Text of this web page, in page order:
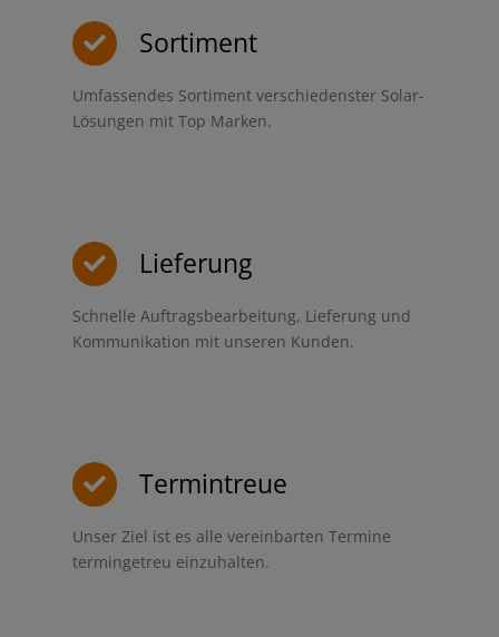
Sortiment
Umfassendes Sortiment verschiedenster Solar-
Lösungen mit Top Marken.
Lieferung
Schnelle Auftragsbearbeitung, Lieferung und
Kommunikation mit unseren Kunden.
Termintreue
Unser Ziel ist es alle vereinbarten Termine
termingetreu einzuhalten.